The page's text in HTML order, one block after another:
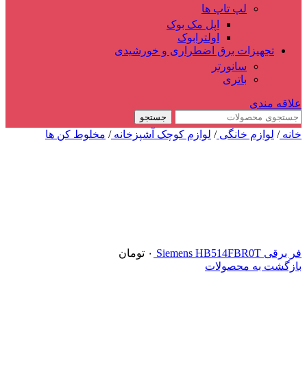
لپ تاپ ها
اپل مک بوک
اولترابوک
تجهیزات برق اضطراری و خورشیدی
سانورتر
باتری
علاقه مندی
جستجو
خانه/ لوازم خانگی/ لوازم کوچک آشپزخانه/ مخلوط کن ها
فر برقی Siemens HB514FBR0T ۰ تومان
بازگشت به محصولات